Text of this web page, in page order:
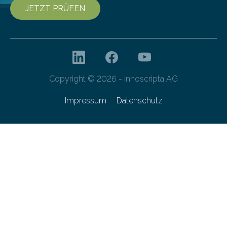
JETZT PRÜFEN
Copyright © 2026 - innoscripta AG
Impressum Datenschutz